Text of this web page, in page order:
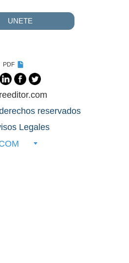
UNETE
PDF
reservados
Legales